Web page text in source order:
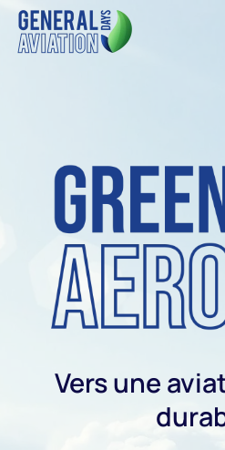
Accéder au contenu
Vers une